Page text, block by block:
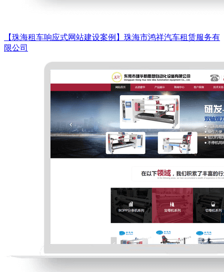
【珠海租车响应式网站建设案例】珠海市鸿祥汽车租赁服务有
限公司